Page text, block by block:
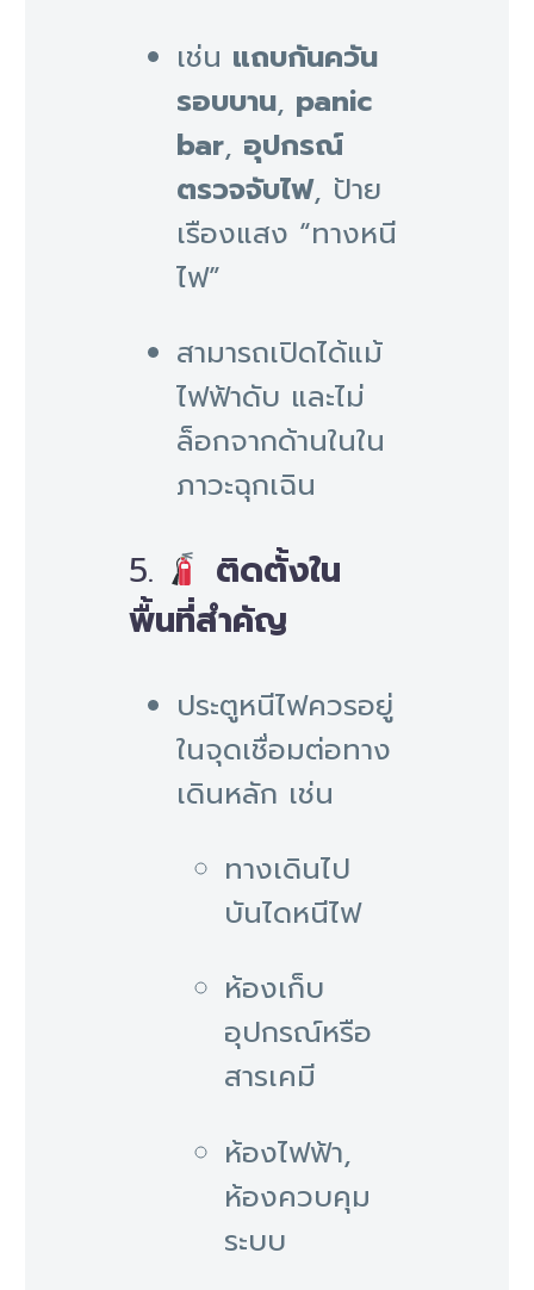
เช่น แถบกันควัน
รอบบาน, panic
bar, อุปกรณ์
ตรวจจับไฟ, ป้าย
เรืองแสง “ทางหนี
ไฟ”
สามารถเปิดได้แม้
ไฟฟ้าดับ และไม่
ล็อกจากด้านในใน
ภาวะฉุกเฉิน
5.
ติดตั้งใน
พื้นที่สำคัญ
ประตูหนีไฟควรอยู่
ในจุดเชื่อมต่อทาง
เดินหลัก เช่น
ทางเดินไป
บันไดหนีไฟ
ห้องเก็บ
อุปกรณ์หรือ
สารเคมี
ห้องไฟฟ้า,
ห้องควบคุม
ระบบ